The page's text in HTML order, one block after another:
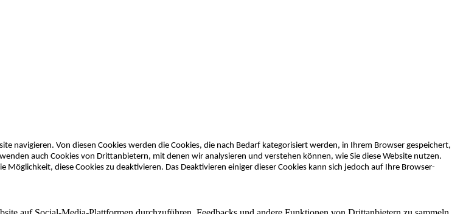
navigieren. Von diesen Cookies werden die Cookies, die nach Bedarf kategorisiert werden, in Ihrem Browser gespeichert,
auch Cookies von Drittanbietern, mit denen wir analysieren und verstehen können, wie Sie diese Website nutzen.
diese Cookies zu deaktivieren. Das Deaktivieren einiger dieser Cookies kann sich jedoch auf Ihre Browser-